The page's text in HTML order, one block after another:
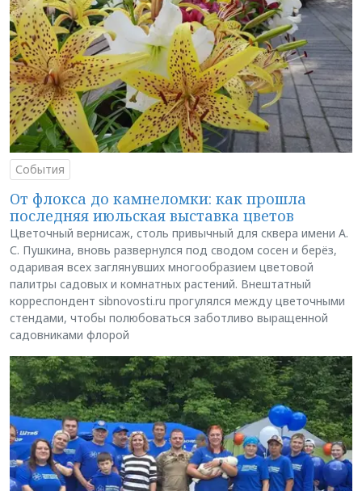
События
От флокса до камнеломки: как прошла
последняя июльская выставка цветов
Цветочный вернисаж, столь привычный для сквера имени А.
С. Пушкина, вновь развернулся под сводом сосен и берёз,
одаривая всех заглянувших многообразием цветовой
палитры садовых и комнатных растений. Внештатный
корреспондент sibnovosti.ru прогулялся между цветочными
стендами, чтобы полюбоваться заботливо выращенной
садовниками флорой